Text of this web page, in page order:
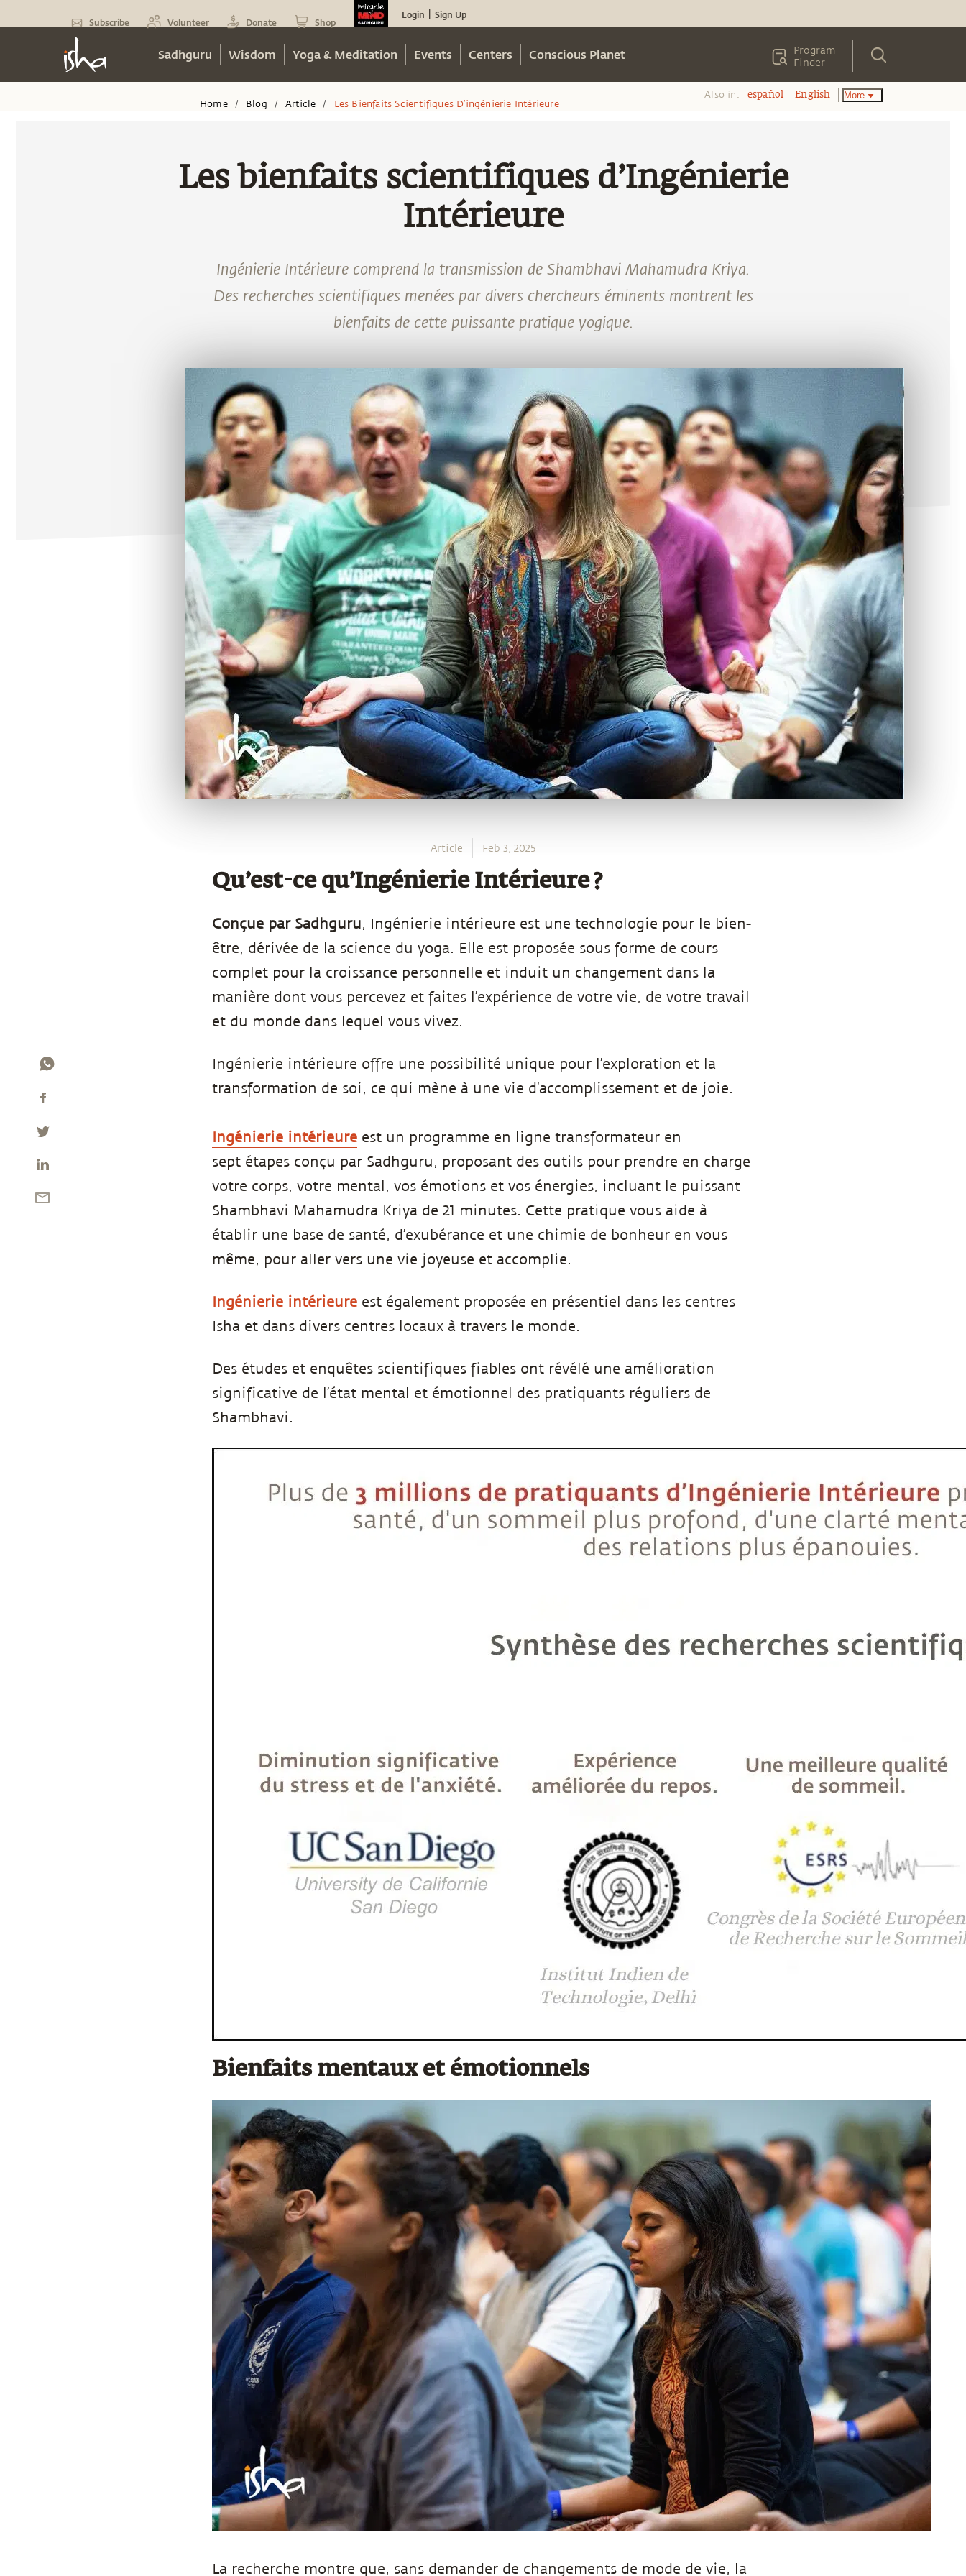
Subscribe Volunteer Donate Shop
Login Sign Up
Sadhguru Wisdom Yoga & Meditation Events Centers Conscious Planet
Program
Finder
Home / Blog / Article / Les Bienfaits Scientifiques D’ingénierie Intérieure
Also in: español English More
Les bienfaits scientifiques d’Ingénierie
Intérieure
Ingénierie Intérieure comprend la transmission de Shambhavi Mahamudra Kriya.
Des recherches scientifiques menées par divers chercheurs éminents montrent les
bienfaits de cette puissante pratique yogique.
Article Feb 3, 2025
Qu’est-ce qu’Ingénierie Intérieure ?
Conçue par Sadhguru, Ingénierie intérieure est une technologie pour le bien-
être, dérivée de la science du yoga. Elle est proposée sous forme de cours
complet pour la croissance personnelle et induit un changement dans la
manière dont vous percevez et faites l’expérience de votre vie, de votre travail
et du monde dans lequel vous vivez.
Ingénierie intérieure offre une possibilité unique pour l’exploration et la
transformation de soi, ce qui mène à une vie d’accomplissement et de joie.
Ingénierie intérieure est un programme en ligne transformateur en
sept étapes conçu par Sadhguru, proposant des outils pour prendre en charge
votre corps, votre mental, vos émotions et vos énergies, incluant le puissant
Shambhavi Mahamudra Kriya de 21 minutes. Cette pratique vous aide à
établir une base de santé, d’exubérance et une chimie de bonheur en vous-
même, pour aller vers une vie joyeuse et accomplie.
Ingénierie intérieure est également proposée en présentiel dans les centres
Isha et dans divers centres locaux à travers le monde.
Des études et enquêtes scientifiques fiables ont révélé une amélioration
significative de l’état mental et émotionnel des pratiquants réguliers de
Shambhavi.
Bienfaits mentaux et émotionnels
La recherche montre que, sans demander de changements de mode de vie, la